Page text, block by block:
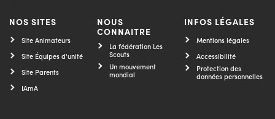
NOS SITES
Site Animateurs
Site Équipes d'unité
Site Parents
IAmA
NOUS
CONNAITRE
La fédération Les
Scouts
Un mouvement
mondial
INFOS LÉGALES
Mentions légales
Accessibilité
Protection des
données personnelles